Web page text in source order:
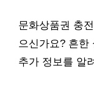
문화상품권 충
으신가요? 흔한
추가 정보를 알